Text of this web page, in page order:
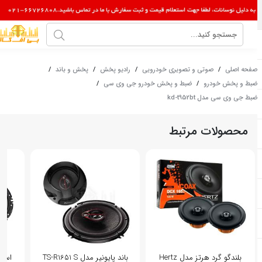
صفحه اصلی صوتی و تصویری خودرویی رادیو پخش پخش و باند
ضبط و پخش خودرو
ضبط و پخش خودرو جی وی سی
ضبط جی وی سی مدل kd-t952bt
محصولات مرتبط
بلندگو گرد هرتز مدل Hertz
باند پایونیر مدل TS-R1651 S